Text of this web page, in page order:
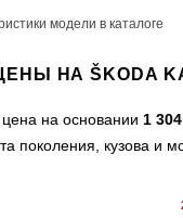
модели в каталоге
НА ŠKODA
на основании 1
поколения, кузова и